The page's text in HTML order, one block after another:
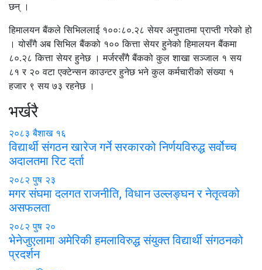
छन् ।
हिमालयन बैंकले सिभिललाई १००ः८०.२८ सेयर अनुपातमा प्राप्ती गरेको हो
। योसँगै अब सिभिल बैंकको १०० कित्ता सेयर हुनेको हिमालयन बैंकमा
८०.२८ कित्ता सेयर हुनेछ । मर्जरसँगै बैंकको कुल शाखा सञ्जाल १ सय
८१ र २० वटा एक्टेन्सन काउन्टर हुनेछ भने कुल कर्मचारीको संख्या १
हजार ९ सय ७३ रहनेछ ।
भर्खरै
२०८३ बैशाख १६
विद्यार्थी संगठन खारेज गर्ने सरकारको निर्णयविरुद्ध सर्वोच्च
अदालतमा रिट दर्ता
२०८२ पुष २३
मगर संघमा दलगत राजनीति, विधान उल्लङ्घन र नेतृत्वको
असफलता
२०८२ पुष २०
भेनेजुएलामा अमेरिकी हमलाविरुद्ध संयुक्त विद्यार्थी संगठनको
प्रदर्शन